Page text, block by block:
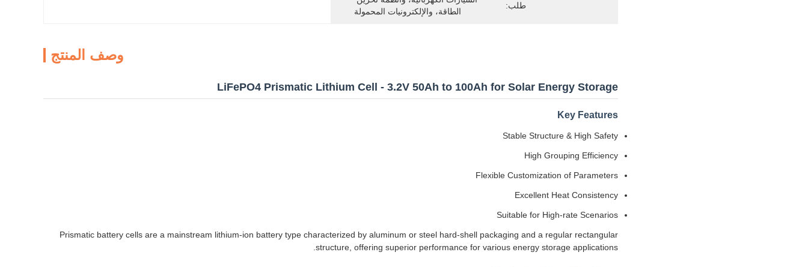
طلب:
الطاقة، والإلكترونيات المحمولة
وصف المنتج
LiFePO4 Prismatic Lithium Cell - 3.2V 50Ah to 100Ah for Solar Energy Storage
Key Features
Stable Structure & High Safety
High Grouping Efficiency
Flexible Customization of Parameters
Excellent Heat Consistency
Suitable for High-rate Scenarios
Prismatic battery cells are a mainstream lithium-ion battery type characterized by aluminum or steel hard-shell packaging and a regular rectangular
structure, offering superior performance for various energy storage applications.